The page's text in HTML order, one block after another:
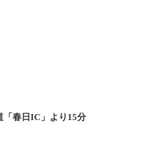
「春日IC」より15分